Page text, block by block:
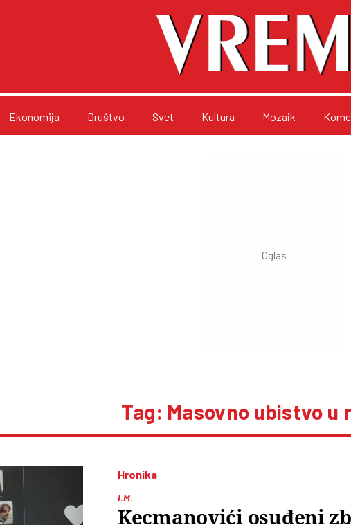
Ekonomija Društvo Svet Kultura Mozaik
Tag: Masovno ubistvo u
Hronika
I.M.
Kecmanovići osuđeni